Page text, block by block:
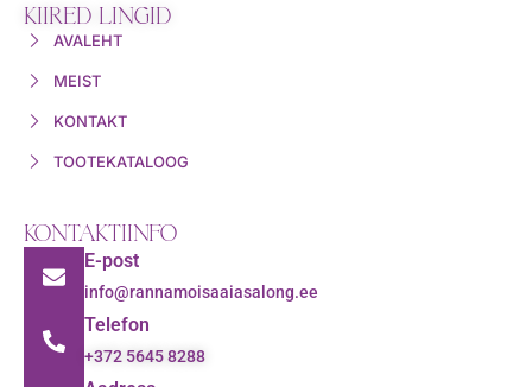
KIIRED LINGID
AVALEHT
MEIST
KONTAKT
TOOTEKATALOOG
KONTAKTIINFO
E-post
info@rannamoisaaiasalong.ee
Telefon
+372 5645 8288